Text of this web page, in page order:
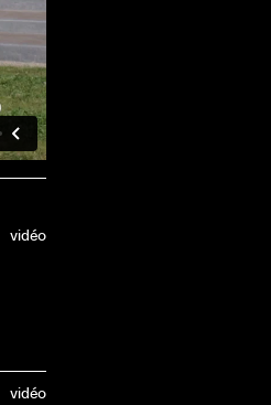
vidéo
vidéo